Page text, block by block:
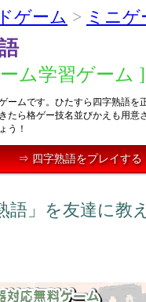
ゲーム > ミニゲ
ム学習ゲーム ]
ームです。ひたすら四字熟語を
たら格ゲー技名並びかえも用意
う！
⇒ 四字熟語をプレイする
語」を友達に教